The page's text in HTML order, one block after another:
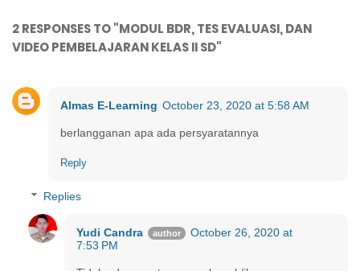
2 RESPONSES TO "MODUL BDR, TES EVALUASI, DAN
VIDEO PEMBELAJARAN KELAS II SD"
Almas E-Learning October 23, 2020 at 5:58 AM
berlangganan apa ada persyaratannya
Reply
Replies
Yudi Candra
October 26, 2020 at
7:53 PM